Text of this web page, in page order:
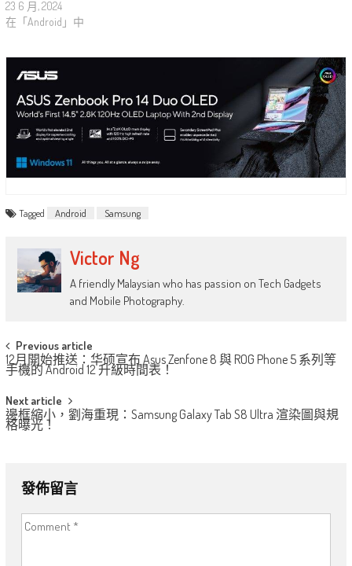
23 6 月, 2024
在「Android」中
Tagged Android Samsung
Victor Ng
A friendly Malaysian who has passion on Tech Gadgets
and Mobile Photography.
Post
navigation
Previous article
12月開始推送：华硕宣布 Asus Zenfone 8 與 ROG Phone 5 系列等
手機的 Android 12 升級時間表！
Next article
邊框縮小，劉海重現：Samsung Galaxy Tab S8 Ultra 渲染圖與規
格曝光！
發佈留言